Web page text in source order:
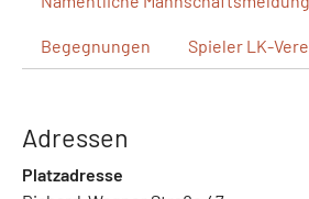
Begegnungen Spieler LK-
Adressen
Platzadresse